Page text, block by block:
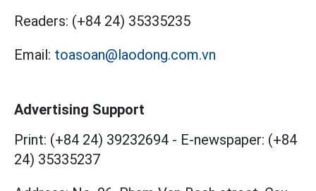
Readers: (+84 24) 35335235
Email: toasoan@laodong.com.vn
Advertising Support
Print: (+84 24) 39232694 - E-newspaper: (+84
24) 35335237